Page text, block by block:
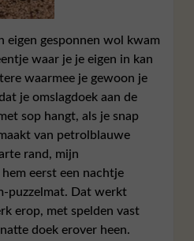
eigen gesponnen wol kwam
waar je je eigen in kan
waarmee je gewoon je
je omslagdoek aan de
sop hangt, als je snap
van petrolblauwe
rand, mijn
hem eerst een nachtje
puzzelmat. Dat werkt
erop, met spelden vast
doek erover heen.